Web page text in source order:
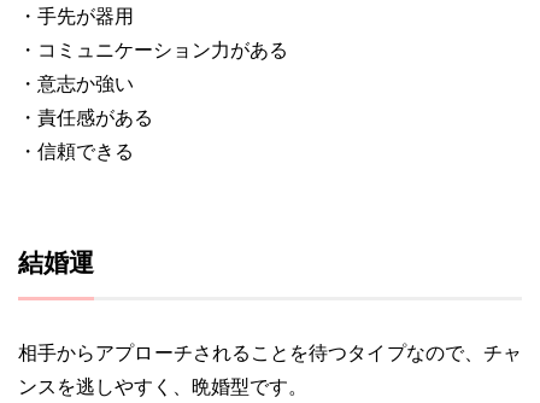
・手先が器用
・コミュニケーション力がある
・意志か強い
・責任感がある
・信頼できる
結婚運
相手からアプローチされることを待つタイプなので、チャ
ンスを逃しやすく、晩婚型です。